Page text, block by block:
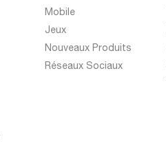
Mobile
Jeux
Nouveaux Produits
Réseaux Sociaux